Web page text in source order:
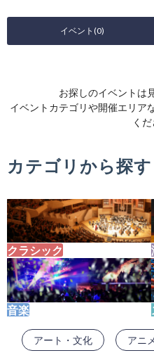
イベント(0)
お探しのイベントは
イベントカテゴリや開催エリア
くだ
カテゴリから探す
クラシック
音楽
アート・文化 アニ